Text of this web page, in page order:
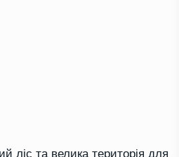
ліс та велика територія для